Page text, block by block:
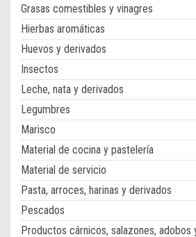
Grasas comestibles y vinagres
Hierbas aromáticas
Huevos y derivados
Insectos
Leche, nata y derivados
Legumbres
Marisco
Material de cocina y pastelería
Material de servicio
Pasta, arroces, harinas y derivados
Pescados
Productos cárnicos, salazones, adobos